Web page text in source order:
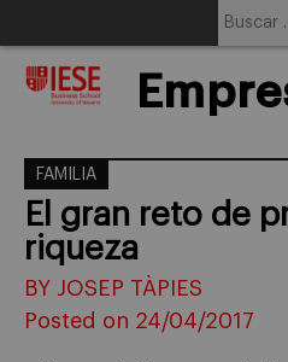
FAMILIA
El gran reto de
riqueza
BY JOSEP TÀPIES
Posted on 24/04/2017